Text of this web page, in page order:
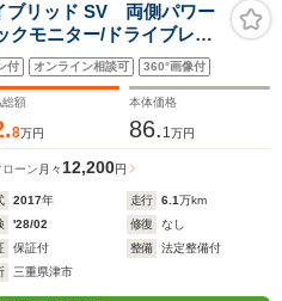
ブリッド SV 両側パワー
クモニター/ドライブレコ
ーキサポート/車線逸脱警
ヒーター/オートライ
付 オンライン相談可 360°画像付
総額
8万円
本体価格
86. 1万円
ーン 月々12,200円
2017年 走行 6.1万km
'28/02 修復
なし
保証付 整備
法定整備付
三重県津市